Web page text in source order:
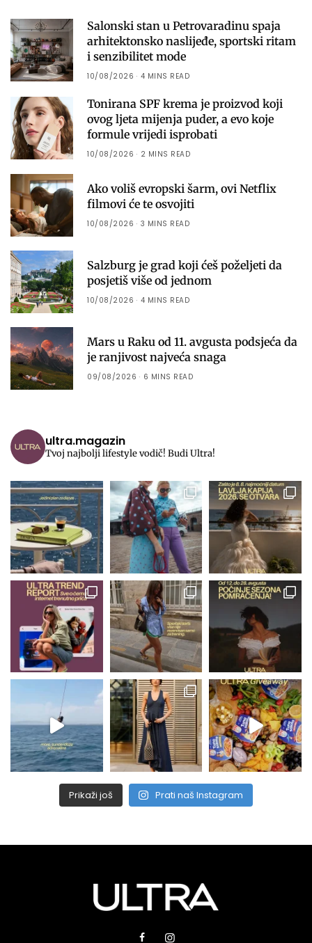
Salonski stan u Petrovaradinu spaja
arhitektonsko naslijeđe, sportski ritam
i senzibilitet mode
10/08/2026 4 MINS READ
Tonirana SPF krema je proizvod koji
ovog ljeta mijenja puder, a evo koje
formule vrijedi isprobati
10/08/2026 2 MINS READ
Ako voliš evropski šarm, ovi Netflix
filmovi će te osvojiti
10/08/2026 3 MINS READ
Salzburg je grad koji ćeš poželjeti da
posjetiš više od jednom
10/08/2026 4 MINS READ
Mars u Raku od 11. avgusta podsjeća da
je ranjivost najveća snaga
09/08/2026 6 MINS READ
ultra.magazin
Tvoj najbolji lifestyle vodič! Budi Ultra!
Prikaži još Prati naš Instagram